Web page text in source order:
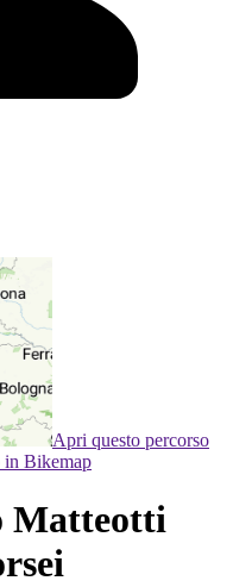
Apri questo percorso
in Bikemap
Matteotti